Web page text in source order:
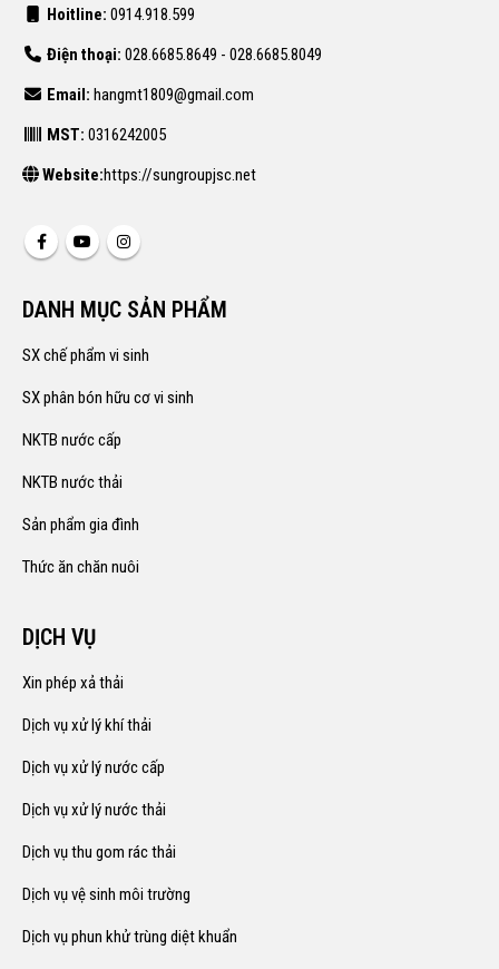
Hoitline: 0914.918.599
Điện thoại: 028.6685.8649 - 028.6685.8049
Email: hangmt1809@gmail.com
MST: 0316242005
Website:https://sungroupjsc.net
DANH MỤC SẢN PHẨM
SX chế phẩm vi sinh
SX phân bón hữu cơ vi sinh
NKTB nước cấp
NKTB nước thải
Sản phẩm gia đình
Thức ăn chăn nuôi
DỊCH VỤ
Xin phép xả thải
Dịch vụ xử lý khí thải
Dịch vụ xử lý nước cấp
Dịch vụ xử lý nước thải
Dịch vụ thu gom rác thải
Dịch vụ vệ sinh môi trường
Dịch vụ phun khử trùng diệt khuẩn